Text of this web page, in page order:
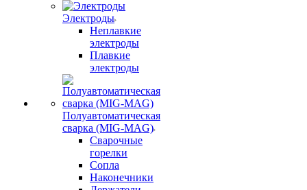
Электроды
Неплавкие
электроды
Плавкие
электроды
Полуавтоматическая
сварка (MIG-MAG)
Сварочные
горелки
Сопла
Наконечники